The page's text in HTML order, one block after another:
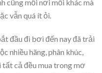
cũng mỗi nơi mỗi khác mà
vẫn quá ít ỏi.
đầu đi bơi đến nay đã trải
nhiều hãng, phân khúc,
tất cả đều mua trong mơ